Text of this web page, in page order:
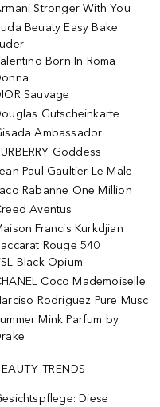
Stronger With You
Beuaty Easy Bake
Born In Roma
Sauvage
Gutscheinkarte
Ambassador
Goddess
Paul Gaultier Le Male
Rabanne One Million
Aventus
Francis Kurkdjian
Rouge 540
Black Opium
Coco Mademoiselle
Rodriguez Pure Musc
Mink Parfum by
TRENDS
Diese